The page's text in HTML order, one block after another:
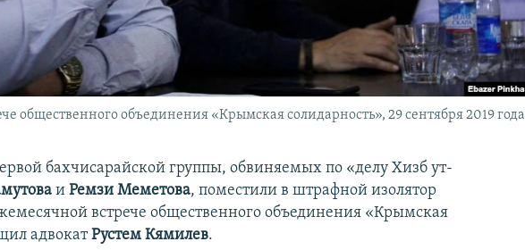
общественного объединения «Крымская солидарность», 29 сентября 2019 года
бахчисарайской группы, обвиняемых по «делу Хизб ут-
иРемзи Меметова, поместили в штрафной изолятор
встрече общественного объединения «Крымская
адвокатРустем Кямилев.